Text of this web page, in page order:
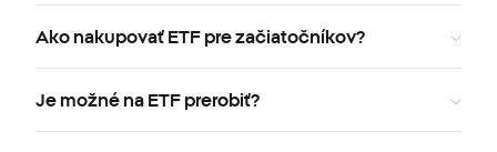
Ako nakupovať ETF pre začiatočníkov?
Je možné na ETF prerobiť?